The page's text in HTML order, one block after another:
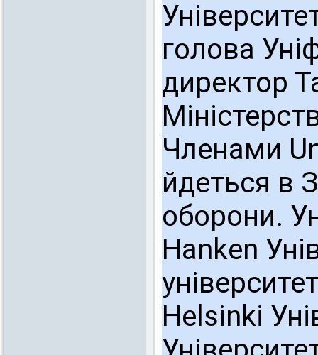
голова
директор
Членами
йдеться в
оборони.
Hanken
Helsinki